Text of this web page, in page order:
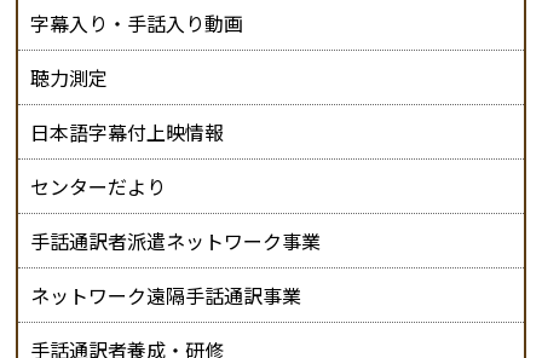
字幕入り・手話入り動画
聴力測定
日本語字幕付上映情報
センターだより
手話通訳者派遣ネットワーク事業
ネットワーク遠隔手話通訳事業
手話通訳者養成・研修